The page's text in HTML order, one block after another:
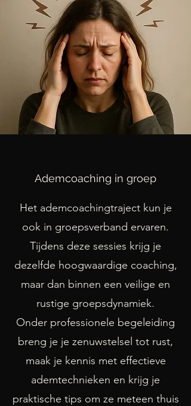
Ademcoaching in groep
Het ademcoachingtraject kun je
ook in groepsverband ervaren.
Tijdens deze sessies krijg je
dezelfde hoogwaardige coaching,
maar dan binnen een veilige en
rustige groepsdynamiek.
Onder professionele begeleiding
breng je je zenuwstelsel tot rust,
maak je kennis met effectieve
ademtechnieken en krijg je
praktische tips om ze meteen thuis